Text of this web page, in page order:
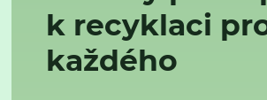
k recyklaci
každého